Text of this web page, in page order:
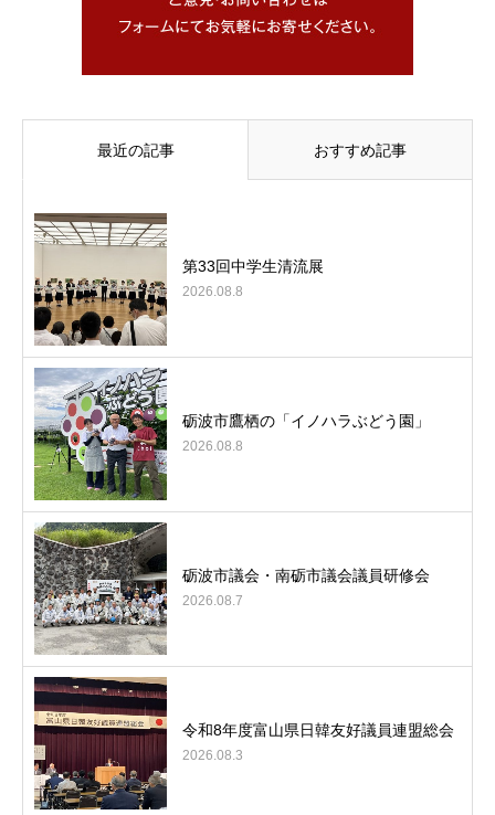
最近の記事 おすすめ記事
第33回中学生清流展
2026.08.8
砺波市鷹栖の「イノハラぶどう園」
2026.08.8
砺波市議会・南砺市議会議員研修会
2026.08.7
令和8年度富山県日韓友好議員連盟総会
2026.08.3